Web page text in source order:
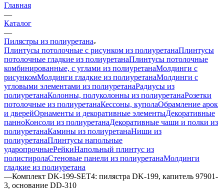
Главная
—
Каталог
—
Пилястры из полиуретана
Плинтусы потолочные с рисунком из полиуретанаПлинтусы
потолочные гладкие из полиуретанаПлинтусы потолочные
комбинированные, с углами из полиуретанаМолдинги c
рисункомМолдинги гладкие из полиуретанаМолдинги с
угловыми элементами из полиуретанаРадиусы из
полиуретанаКолонны, полуколонны из полиуретанаРозетки
потолочные из полиуретанаКессоны, куполаОбрамление арок
и дверейОрнаменты и декоративные элементыДекоративные
панноКонсоли из полиуретанаДекоративные чаши и полки из
полиуретанаКамины из полиуретанаНиши из
полиуретанаПлинтусы напольные
ударопрочныеРейкиНапольный плинтус из
полистиролаСтеновые панели из полиуретанаМолдинги
гладкие из полиуретана
—Комплект DK-199-SET4: пилястра DK-199, капитель 97901-
3, основание DD-310